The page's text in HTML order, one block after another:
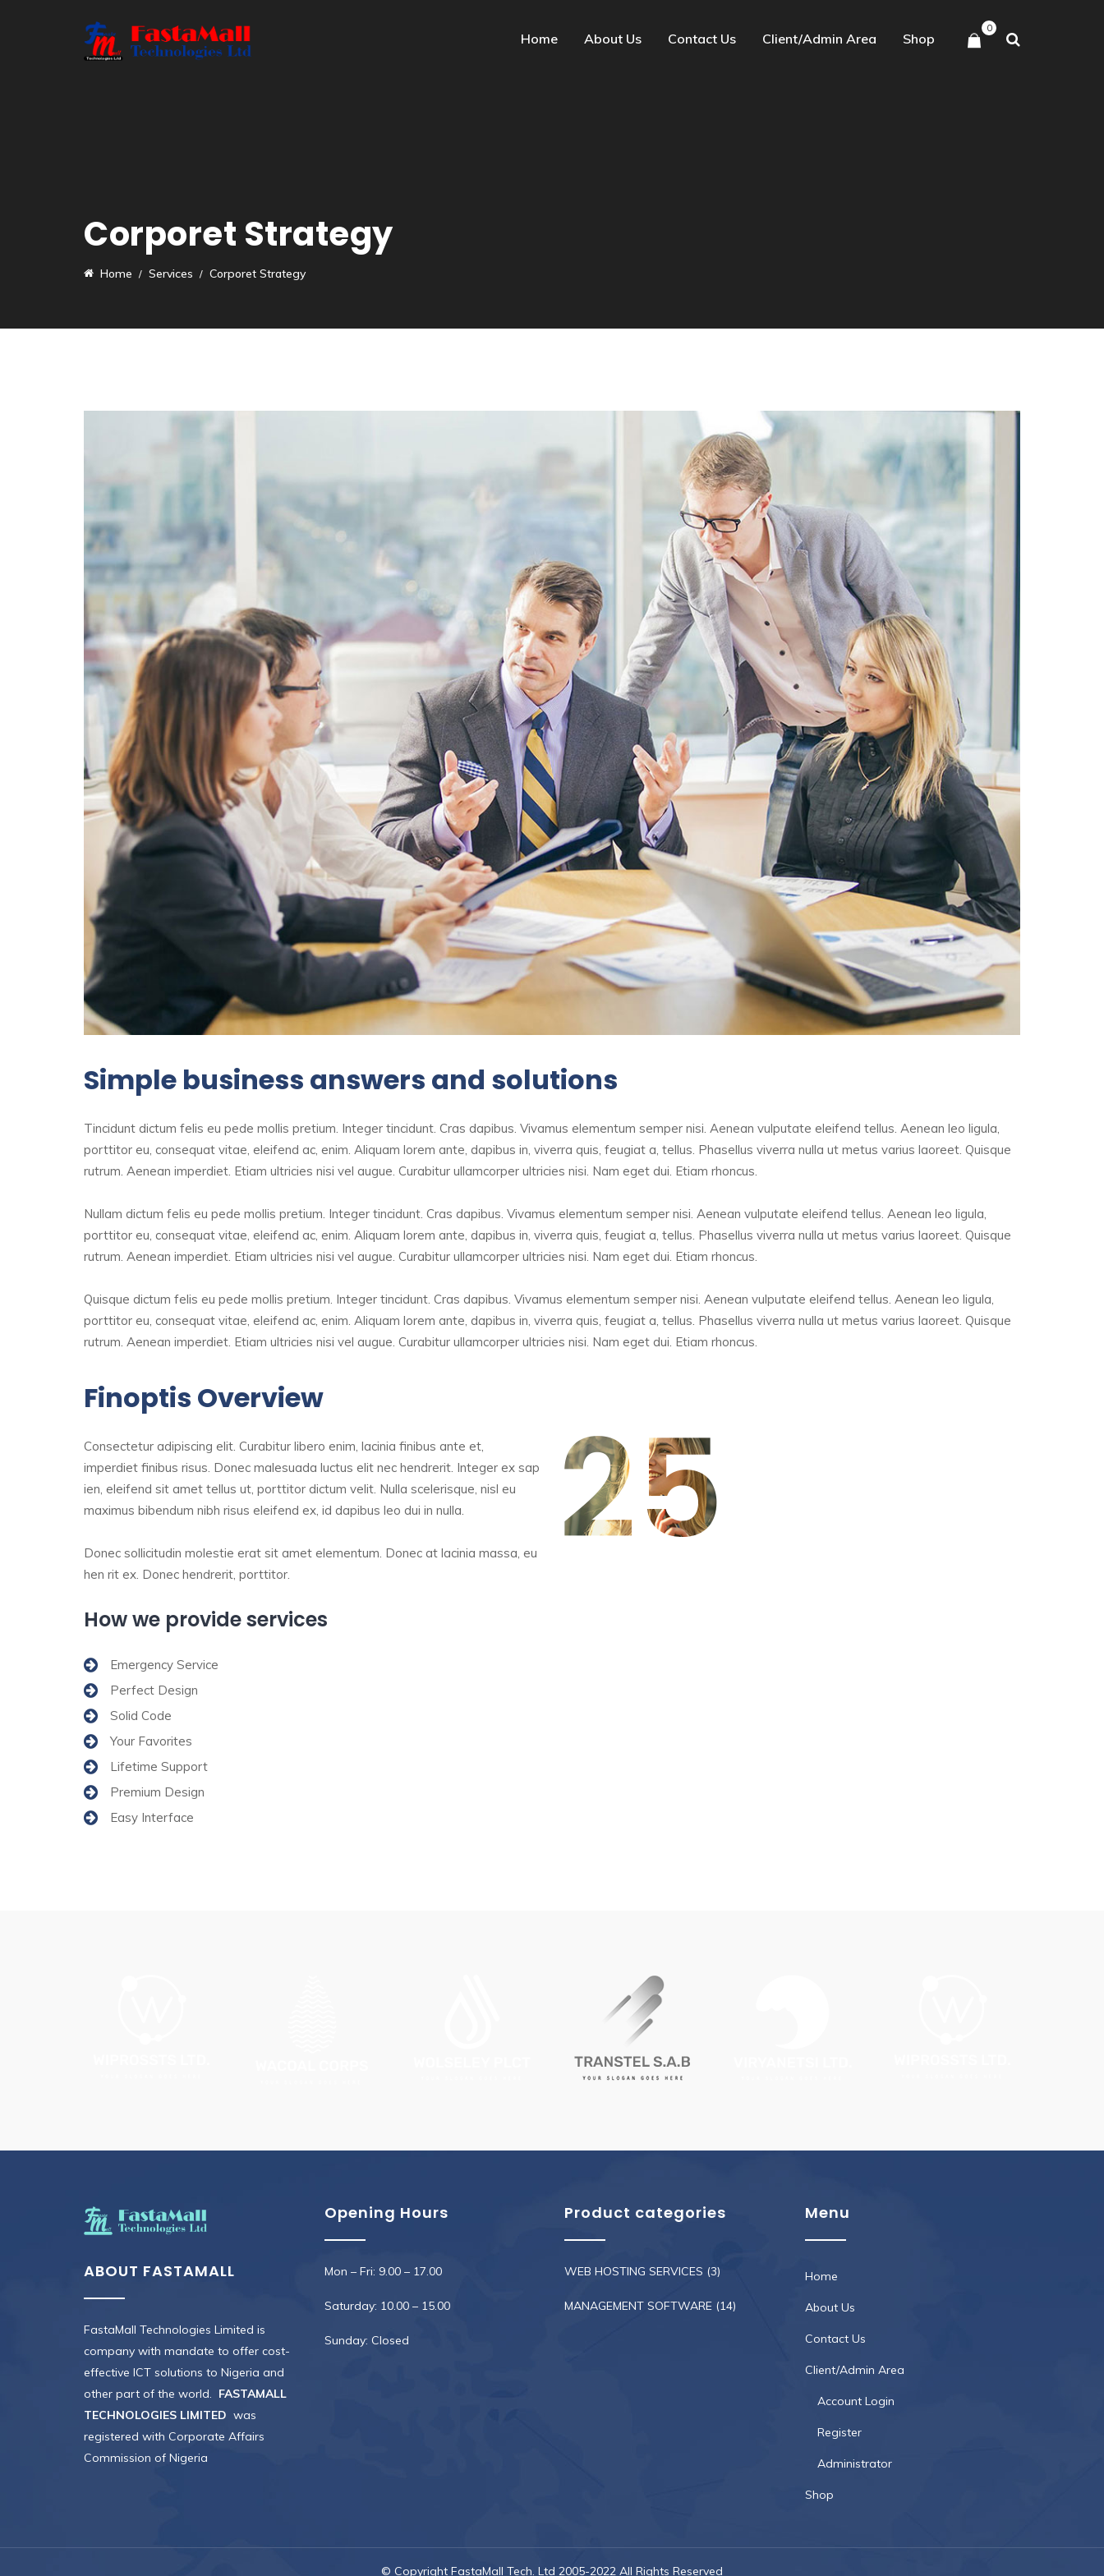
0
Home About Us Contact Us Client/Admin Area Shop
Corporet Strategy
Home Services Corporet Strategy
Simple business answers and solutions
Tincidunt dictum felis eu pede mollis pretium. Integer tincidunt. Cras dapibus. Vivamus elementum semper nisi. Aenean vulputate eleifend tellus. Aenean leo ligula,
porttitor eu, consequat vitae, eleifend ac, enim. Aliquam lorem ante, dapibus in, viverra quis, feugiat a, tellus. Phasellus viverra nulla ut metus varius laoreet. Quisque
rutrum. Aenean imperdiet. Etiam ultricies nisi vel augue. Curabitur ullamcorper ultricies nisi. Nam eget dui. Etiam rhoncus.
Nullam dictum felis eu pede mollis pretium. Integer tincidunt. Cras dapibus. Vivamus elementum semper nisi. Aenean vulputate eleifend tellus. Aenean leo ligula,
porttitor eu, consequat vitae, eleifend ac, enim. Aliquam lorem ante, dapibus in, viverra quis, feugiat a, tellus. Phasellus viverra nulla ut metus varius laoreet. Quisque
rutrum. Aenean imperdiet. Etiam ultricies nisi vel augue. Curabitur ullamcorper ultricies nisi. Nam eget dui. Etiam rhoncus.
Quisque dictum felis eu pede mollis pretium. Integer tincidunt. Cras dapibus. Vivamus elementum semper nisi. Aenean vulputate eleifend tellus. Aenean leo ligula,
porttitor eu, consequat vitae, eleifend ac, enim. Aliquam lorem ante, dapibus in, viverra quis, feugiat a, tellus. Phasellus viverra nulla ut metus varius laoreet. Quisque
rutrum. Aenean imperdiet. Etiam ultricies nisi vel augue. Curabitur ullamcorper ultricies nisi. Nam eget dui. Etiam rhoncus.
Finoptis Overview
Consectetur adipiscing elit. Curabitur libero enim, lacinia finibus ante et,
imperdiet finibus risus. Donec malesuada luctus elit nec hendrerit. Integer ex sap
ien, eleifend sit amet tellus ut, porttitor dictum velit. Nulla scelerisque, nisl eu
maximus bibendum nibh risus eleifend ex, id dapibus leo dui in nulla.
Donec sollicitudin molestie erat sit amet elementum. Donec at lacinia massa, eu
hen rit ex. Donec hendrerit, porttitor.
How we provide services
Emergency Service
Perfect Design
Solid Code
Your Favorites
Lifetime Support
Premium Design
Easy Interface
ABOUT FASTAMALL
FastaMall Technologies Limited is
company with mandate to offer cost-
effective ICT solutions to Nigeria and
other part of the world. FASTAMALL
TECHNOLOGIES LIMITED was
registered with Corporate Affairs
Commission of Nigeria
Opening Hours
Mon – Fri: 9.00 – 17.00
Saturday: 10.00 – 15.00
Sunday: Closed
Product categories
WEB HOSTING SERVICES (3)
MANAGEMENT SOFTWARE (14)
Menu
Home
About Us
Contact Us
Client/Admin Area
Account Login
Register
Administrator
Shop
© Copyright FastaMall Tech. Ltd 2005-2022 All Rights Reserved